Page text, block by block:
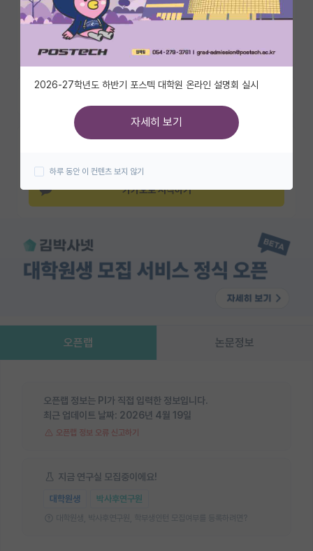
커뮤니티
유학교육
이벤트
반도체 아카데미
오픈랩 논문정보
오픈랩 정보는 PI가 직접 입력한 정보입니다.
최근 업데이트 날짜: 2026년 4월 19일
오픈랩 정보 오류 신고하기
지금 연구실 모집중이에요!
대학원생 박사후연구원
대학원생, 박사후연구원, 학부생인턴 모집여부를 등록하려면?
2026-27학년도 하반기 포스텍 대학원 온라인 설명회 실시
자세히 보기
하루 동안 이 컨텐츠 보지 않기
카카오로 시작하기
ggu@kentech.ac.kr
https://geunho.kentech.ac.kr